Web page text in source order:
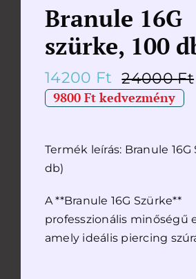
Branule 16G
szürke, 100
24000Ft
14200 Ft
9800 Ft kedvezmény
Termék leírás: Branule 16G
db)
A **Branule 16G Szürke**
professzionális minőségű
amely ideális piercing